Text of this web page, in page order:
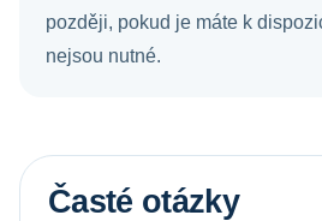
později, pokud je máte k
nejsou nutné.
Časté otázky